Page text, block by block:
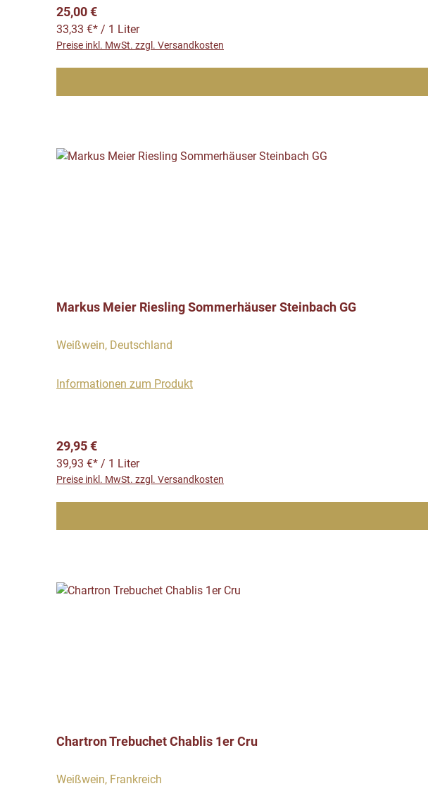
Regulärer Preis:
25,00 €
33,33 €* / 1 Liter
Preise inkl. MwSt. zzgl. Versandkosten
Markus Meier Riesling Sommerhäuser Steinbach GG
Weißwein, Deutschland
Informationen zum Produkt
Regulärer Preis:
29,95 €
39,93 €* / 1 Liter
Preise inkl. MwSt. zzgl. Versandkosten
Chartron Trebuchet Chablis 1er Cru
Weißwein, Frankreich